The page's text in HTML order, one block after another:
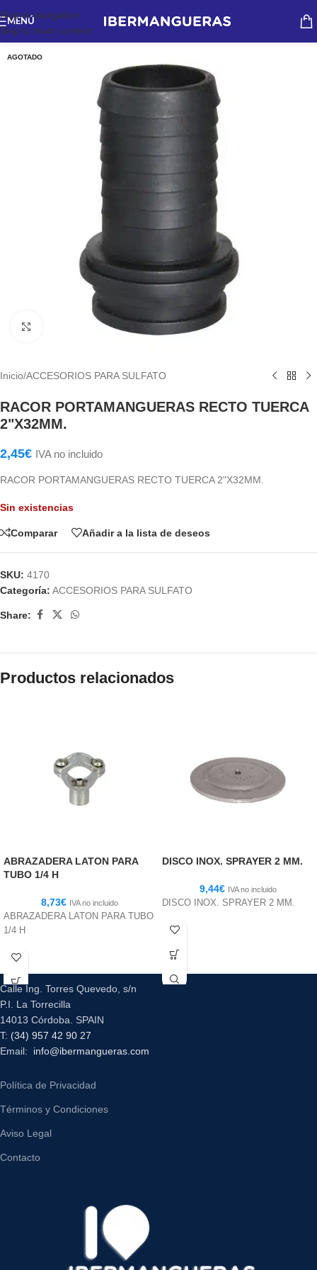
Skip to navigation
Skip to main content
MENÚ
AGOTADO
Haga Click para agrandar
Inicio/ACCESORIOS PARA SULFATO
RACOR PORTAMANGUERAS RECTO TUERCA
2"X32MM.
2,45€ IVA no incluido
RACOR PORTAMANGUERAS RECTO TUERCA 2"X32MM.
Sin existencias
Comparar Añadir a la lista de deseos
SKU: 4170
Categoría: ACCESORIOS PARA SULFATO
Share:
Productos relacionados
ABRAZADERA LATON PARA
TUBO 1/4 H
8,73€ IVA no incluido
ABRAZADERA LATON PARA TUBO
1/4 H
DISCO INOX. SPRAYER 2 MM.
9,44€ IVA no incluido
DISCO INOX. SPRAYER 2 MM.
Calle Ing. Torres Quevedo, s/n
P.I. La Torrecilla
14013 Córdoba. SPAIN
T: (34) 957 42 90 27
Email: info@ibermangueras.com
Política de Privacidad
Términos y Condiciones
Aviso Legal
Contacto